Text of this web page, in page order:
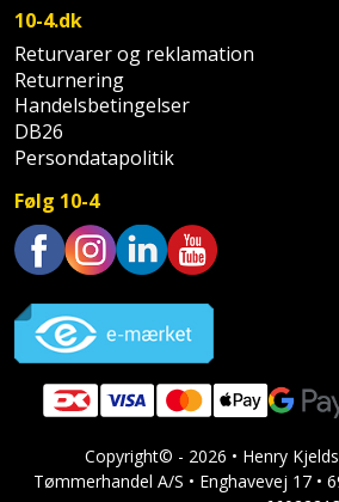
Lecablokke
og
fundablokke
Lofter
Lofttrapper
Murbinder
Murpap
og
murfolie
Mursten
Høvl
Kiler
Kloakrenser
Kniv
og
hobbykniv
Koben
Kridtsnor
Landmålerstok
Diamantskæremaskine
Diamantslibertilbehør
Dykkerpistol
Dyksav
Excenterslibertilbehør
Fedtsprøjte
Flamingoskærer
Robotplæneklipper
tilbehør
Vandpumpe
Vertikalskærer
/
mosfjerner
Vinduesvasker
Elartikler
Flagstænger
til
hus
have
Fuglefoderhus
Garderobe
opbevaring
Gavekort
Grill
10-4.dk
Returvarer og reklamation
Returnering
Handelsbetingelser
DB26
Persondatapolitik
Følg 10-4
Copyright© - 2026 • Henry
Tømmerhandel A/S • Enghavevej 17 •